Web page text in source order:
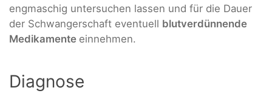
engmaschig untersuchen lassen und für die Dauer
der Schwangerschaft eventuell blutverdünnende
Medikamente einnehmen.
Diagnose